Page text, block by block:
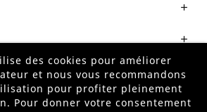


Sécurisé par
des cookies pour améliorer
et nous vous recommandons
pour profiter pleinement
Pour donner votre consentement